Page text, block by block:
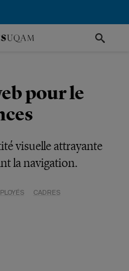
pour le
visuelle attrayante
la navigation.
CADRES